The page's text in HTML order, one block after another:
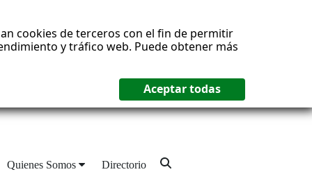
cookies de terceros con el fin de permitir
y tráfico web. Puede obtener más
Quienes Somos Directorio